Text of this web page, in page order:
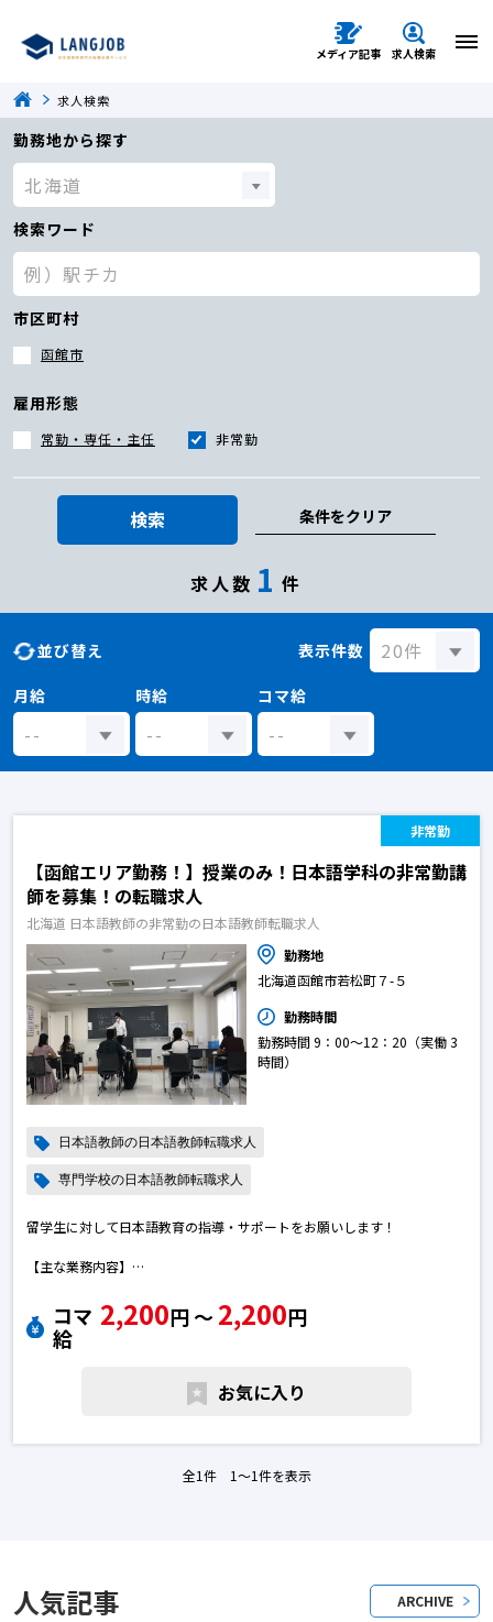
メディア記事 求人検索
求人検索
勤務地から探す
検索ワード
市区町村
函館市
雇用形態
常勤・専任・主任 非常勤
検索 条件をクリア
求人数 1 件
並び替え 表示件数
月給 時給 コマ給
非常勤
【函館エリア勤務！】授業のみ！日本語学科の非常勤講
師を募集！の転職求人
北海道 日本語教師の非常勤の日本語教師転職求人
勤務地
北海道函館市若松町７-５
勤務時間
勤務時間 9：00～12：20（実働 3
時間）
日本語教師の日本語教師転職求人
専門学校の日本語教師転職求人
留学生に対して日本語教育の指導・サポートをお願いします！
【主な業務内容】
【メイン教材】
・みんなの日本語日本語教師の転職求人
コマ
給
2,200円 〜 2,200円
お気に入り
全1件 1〜1件を表示
人気記事 ARCHIVE